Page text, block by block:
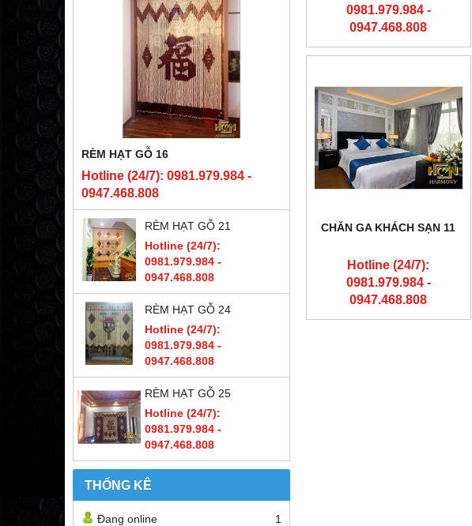
RÈM HẠT GỖ 16
Hotline (24/7): 0981.979.984 -
0947.468.808
RÈM HẠT GỖ 21
Hotline (24/7):
0981.979.984 -
0947.468.808
RÈM HẠT GỖ 24
Hotline (24/7):
0981.979.984 -
0947.468.808
RÈM HẠT GỖ 25
Hotline (24/7):
0981.979.984 -
0947.468.808
THỐNG KÊ
Đang online
1
0981.979.984 -
0947.468.808
CHĂN GA KHÁCH SẠN 11
Hotline (24/7):
0981.979.984 -
0947.468.808